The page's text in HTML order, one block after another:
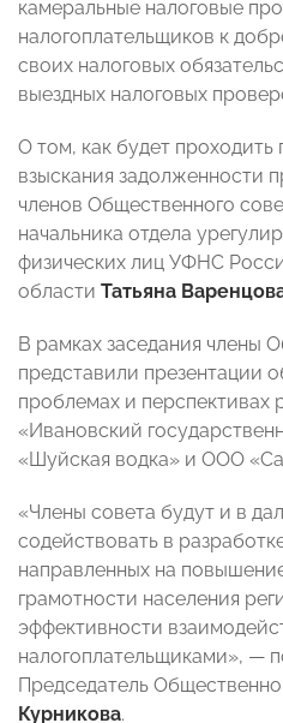
камеральные налоговые
налогоплательщиков к
своих налоговых
выездных налоговых
О том, как будет проходить
взыскания задолженности
членов Общественного
начальника отдела
физических лиц УФНС
области Татьяна
В рамках заседания члены
представили презентации
проблемах и
«Ивановский
«Шуйская водка» и ООО
«Члены совета будут и в
содействовать в
направленных на
грамотности населения
эффективности
налогоплательщиками», —
Председатель
Курникова.